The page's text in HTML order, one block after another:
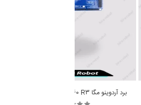
برد آردوینو مگا Arduino Mega 2560 R3